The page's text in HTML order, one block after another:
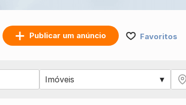
Publicar um anúncio Favoritos